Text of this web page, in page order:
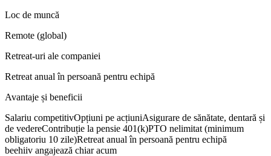
Loc de muncă
Remote (global)
Retreat-uri ale companiei
Retreat anual în persoană pentru echipă
Avantaje și beneficii
Salariu competitivOpțiuni pe acțiuniAsigurare de sănătate, dentară și
de vedereContribuție la pensie 401(k)PTO nelimitat (minimum
obligatoriu 10 zile)Retreat anual în persoană pentru echipă
beehiiv angajează chiar acum